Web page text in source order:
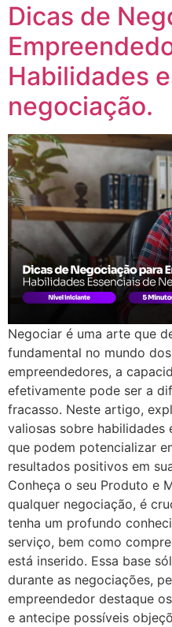
Dicas de
Habilidades
negociação.
Negociar é uma arte que
fundamental no mundo
empreendedores, a
efetivamente pode ser a
fracasso. Neste artigo,
valiosas sobre habilidades
que podem potencializar
resultados positivos em
Conheça o seu Produto e
qualquer negociação, é
tenha um profundo
serviço, bem como
está inserido. Essa base
durante as negociações,
empreendedor destaque
e antecipe possíveis